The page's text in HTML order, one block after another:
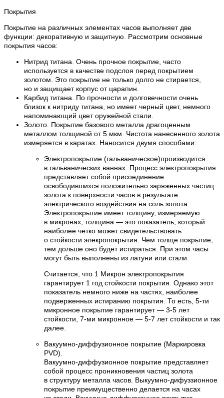
Покрытия
Покрытие на различных элементах часов выполняет две
функции: декоративную и защитную. Рассмотрим основные
покрытия часов:
Нитрид титана. Очень прочное покрытие, часто
используется в качестве подслоя перед покрытием
золотом. Это покрытие не только долго не стирается,
но и защищает корпус от царапин.
Карбид титана. По прочности и долговечности очень
близок к нитриду титана, но имеет черный цвет, немного
напоминающий цвет оружейной стали.
Золото. Покрытие базового металла драгоценным
металлом толщиной от 5 мкм. Чистота нанесенного золота
измеряется в каратах. Наносится двумя способами:
Электропокрытие (гальваническое)производится
в гальванических ваннах. Процесс электропокрытия
представляет собой присоединение
освободившихся положительно заряженных частиц
золота к поверхности часов в результате
электрического воздействия на соль золота.
Электропокрытие имеет толщину, измеряемую
в микронах, толщина — это показатель, который
наиболее четко может свидетельствовать
о стойкости элекропокрытия. Чем толще покрытие,
тем дольше оно будет истираться. При этом часы
могут быть выполнены из латуни или стали.
Считается, что 1 Микрон электропокрытия
гарантирует 1 год стойкости покрытия. Однако этот
показатель немного ниже на частях, наиболее
подверженных истиранию покрытия. То есть, 5-ти
микронное покрытие гарантирует — 3-5 лет
стойкости, 7-ми микронное — 5-7 лет стойкости и так
далее.
Вакуумно-диффузионное покрытие (Маркировка
PVD).
Вакуумно-диффузионное покрытие представляет
собой процесс проникновения частиц золота
в структуру металла часов. Выкуумно-дифуззионное
покрытие преимущественно делается на часах